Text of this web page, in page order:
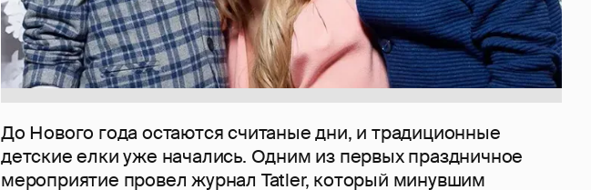
До Нового года остаются считаные дни, и традиционные
детские елки уже начались. Одним из первых праздничное
мероприятие провел журнал Tatler, который минувшим